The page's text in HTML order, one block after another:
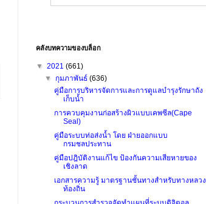
คลังบทความของบล็อก
▼ 2021 (661)
▼ กุมภาพันธ์(636)
คู่มือการบริหารจัดการและการดูแลบำรุงรักษาถัง
เก็บน้ำ
การควบคุมงานก่อสร้างผิวแบบเคพซีล(Cape
Seal)
คู่มือระบบท่อส่งน้ำ โดย ฝ่ายออกแบบ
กรมชลประทาน
คู่มือปฎิบัติงานแก้ไข ป้องกันความเสียหายของ
เชิงลาด
เอกสารความรู้ มาตรฐานชั้นทางสำหรับทางหลวง
ท้องถิ่น